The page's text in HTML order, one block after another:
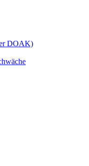
DOAK)